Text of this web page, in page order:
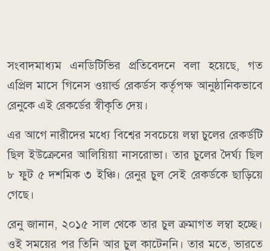
সংবাদমাধ্যম এনডিটিভির প্রতিবেদনে বলা হয়েছে, গত
এপ্রিল মাসে গিনেস ওয়ার্ল্ড রেকর্ডস কর্তৃপক্ষ আনুষ্ঠানিকভাবে
রেনুকে এই রেকর্ডের স্বীকৃতি দেয়।
এর আগে নারীদের মধ্যে বিশ্বের সবচেয়ে লম্বা চুলের রেকর্ডটি
ছিল ইউক্রেনের আলিয়িয়া নাসরোভা। তার চুলের দৈর্ঘ্য ছিল
৮ ফুট ৫ দশমিক ৩ ইঞ্চি। রেনুর চুল সেই রেকর্ডকে ছাড়িয়ে
গেছে।
রেনু জানান, ২০১৫ সাল থেকে তার চুল ক্রমাগত লম্বা হচ্ছে।
ওই সময়ের পর তিনি আর চুল কাটেননি। তার মতে, ভারতে